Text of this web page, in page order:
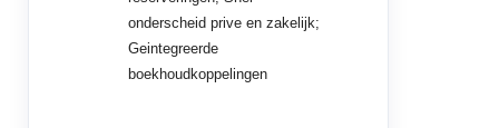
onderscheid prive en zakelijk;
Geintegreerde
boekhoudkoppelingen